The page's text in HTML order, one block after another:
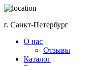
г. Санкт-Петербург
О нас
Отзывы
Каталог